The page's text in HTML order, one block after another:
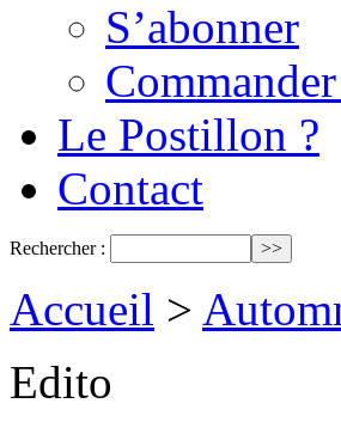
S’abonner
Le Postillon ?
Contact
Rechercher :
Accueil >
Edito